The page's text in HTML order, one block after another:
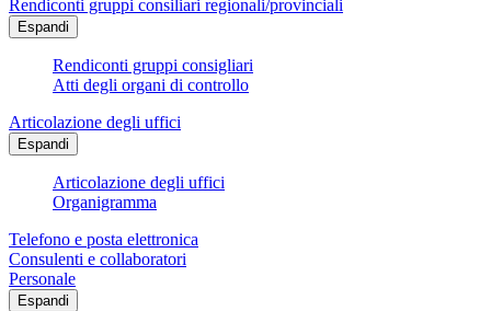
Rendiconti gruppi consiliari regionali/provinciali
Espandi
Rendiconti gruppi consigliari
Atti degli organi di controllo
Articolazione degli uffici
Espandi
Articolazione degli uffici
Organigramma
Telefono e posta elettronica
Consulenti e collaboratori
Personale
Espandi